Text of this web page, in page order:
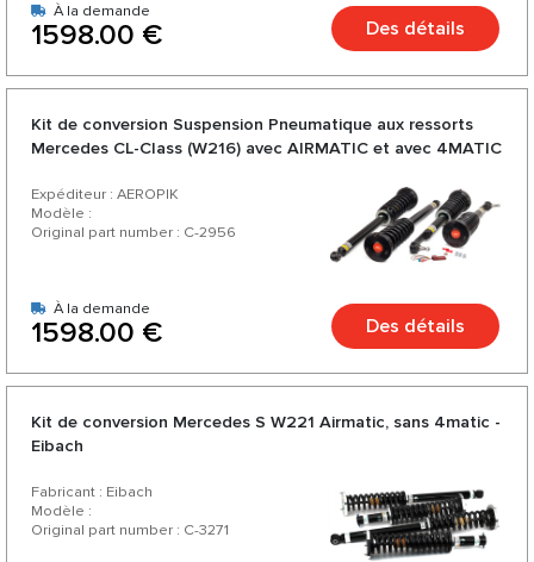
À la demande
1598.00 € Des détails
Kit de conversion Suspension Pneumatique aux ressorts
Mercedes CL-Class (W216) avec AIRMATIC et avec 4MATIC
Expéditeur : AEROPIK
Modèle :
Original part number : C-2956
À la demande
1598.00 € Des détails
Kit de conversion Mercedes S W221 Airmatic, sans 4matic -
Eibach
Fabricant : Eibach
Modèle :
Original part number : C-3271